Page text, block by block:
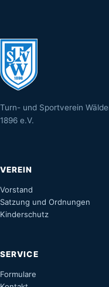
Turn- und Sportverein
1896 e.V.
VEREIN
Vorstand
Satzung und Ordnungen
Kinderschutz
SERVICE
Formulare